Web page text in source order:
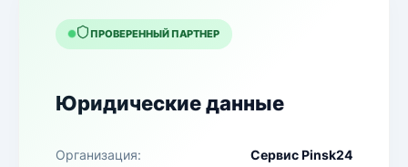
ПРОВЕРЕННЫЙ ПАРТНЕР
Юридические данные
Организация: Сервис Pinsk24